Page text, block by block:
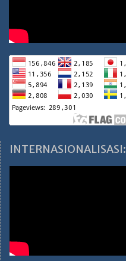
INTERNASIONALISASI: